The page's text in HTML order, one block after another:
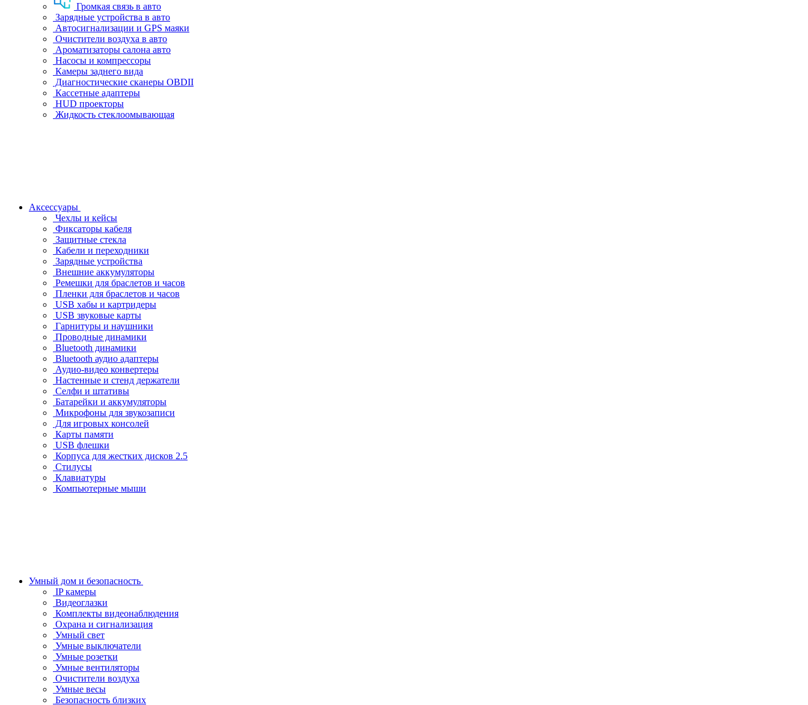
Громкая связь в авто
Зарядные устройства в авто
Автосигнализации и GPS маяки
Очистители воздуха в авто
Ароматизаторы салона авто
Насосы и компрессоры
Камеры заднего вида
Диагностические сканеры OBDII
Кассетные адаптеры
HUD проекторы
Жидкость стеклоомывающая
Аксессуары
Чехлы и кейсы
Фиксаторы кабеля
Защитные стекла
Кабели и переходники
Зарядные устройства
Внешние аккумуляторы
Ремешки для браслетов и часов
Пленки для браслетов и часов
USB хабы и картридеры
USB звуковые карты
Гарнитуры и наушники
Проводные динамики
Bluetooth динамики
Bluetooth аудио адаптеры
Аудио-видео конвертеры
Настенные и стенд держатели
Селфи и штативы
Батарейки и аккумуляторы
Микрофоны для звукозаписи
Для игровых консолей
Карты памяти
USB флешки
Корпуса для жестких дисков 2.5
Стилусы
Клавиатуры
Компьютерные мыши
Умный дом и безопасность
IP камеры
Видеоглазки
Комплекты видеонаблюдения
Охрана и сигнализация
Умный свет
Умные выключатели
Умные розетки
Умные вентиляторы
Очистители воздуха
Умные весы
Безопасность близких